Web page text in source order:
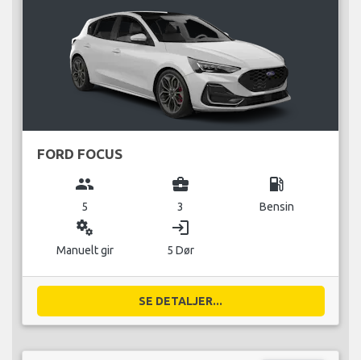
FORD FOCUS
group
5
business_center
3
local_gas_station
Bensin
miscellaneous_services
Manuelt gir
login
5 Dør
SE DETALJER...